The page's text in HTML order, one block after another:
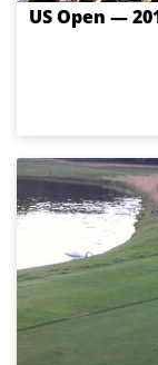
US Open —